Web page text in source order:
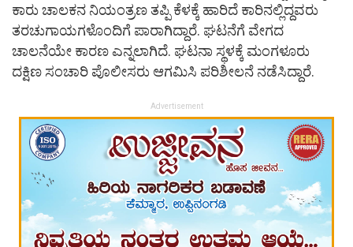
ಕಾರು ಚಾಲಕನ ನಿಯಂತ್ರಣ ತಪ್ಪಿ ಕೆಳಕ್ಕೆ ಹಾರಿದೆ ಕಾರಿನಲ್ಲಿದ್ದವರು
ತರಚುಗಾಯಗಳೊಂದಿಗೆ ಪಾರಾಗಿದ್ದಾರೆ. ಘಟನೆಗೆ ವೇಗದ
ಚಾಲನೆಯೇ ಕಾರಣ ಎನ್ನಲಾಗಿದೆ. ಘಟನಾ ಸ್ಥಳಕ್ಕೆ ಮಂಗಳೂರು
ದಕ್ಷಿಣ ಸಂಚಾರಿ ಪೊಲೀಸರು ಆಗಮಿಸಿ ಪರಿಶೀಲನೆ ನಡೆಸಿದ್ದಾರೆ.
Advertisement